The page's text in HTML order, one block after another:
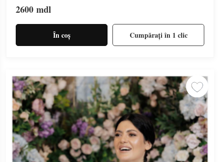
2600 mdl
În coș Cumpărați în 1 clic